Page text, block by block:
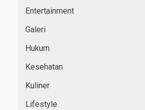
Entertainment
Galeri
Hukum
Kesehatan
Kuliner
Lifestyle